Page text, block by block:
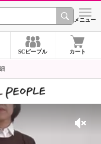
シメニュー
SCピープル カート